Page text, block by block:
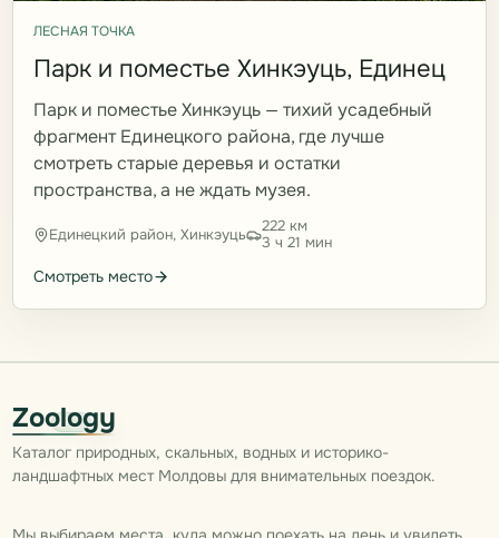
ЛЕСНАЯ ТОЧКА
Парк и поместье Хинкэуць, Единец
Парк и поместье Хинкэуць — тихий усадебный
фрагмент Единецкого района, где лучше
смотреть старые деревья и остатки
пространства, а не ждать музея.
Единецкий район, Хинкэуць
222 км
3 ч 21 мин
Смотреть место
Zoology
Каталог природных, скальных, водных и историко-
ландшафтных мест Молдовы для внимательных поездок.